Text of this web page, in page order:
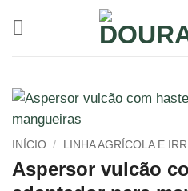
INÍCIO / LINHA AGRÍCOLA E
Aspersor vulcão